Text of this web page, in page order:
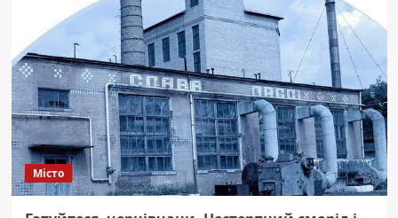
відновлюють
будинок
Чернівцях
після
російської
атаки
Місто